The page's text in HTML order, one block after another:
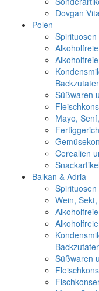
Dovgan
Polen
Spirituosen
Süßwaren
Mayo,
Cerealien
Snackartikel
Balkan & Adria
Spirituosen
Wein,
Süßwaren